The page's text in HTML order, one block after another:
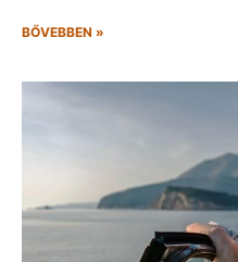
BŐVEBBEN »